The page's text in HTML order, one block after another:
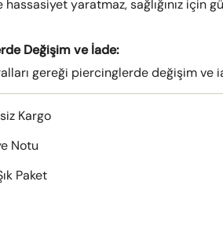
yaratmaz, sağlığınız için
Değişim ve İade:
gereği piercinglerde değişim ve
Kargo
Notu
Paket